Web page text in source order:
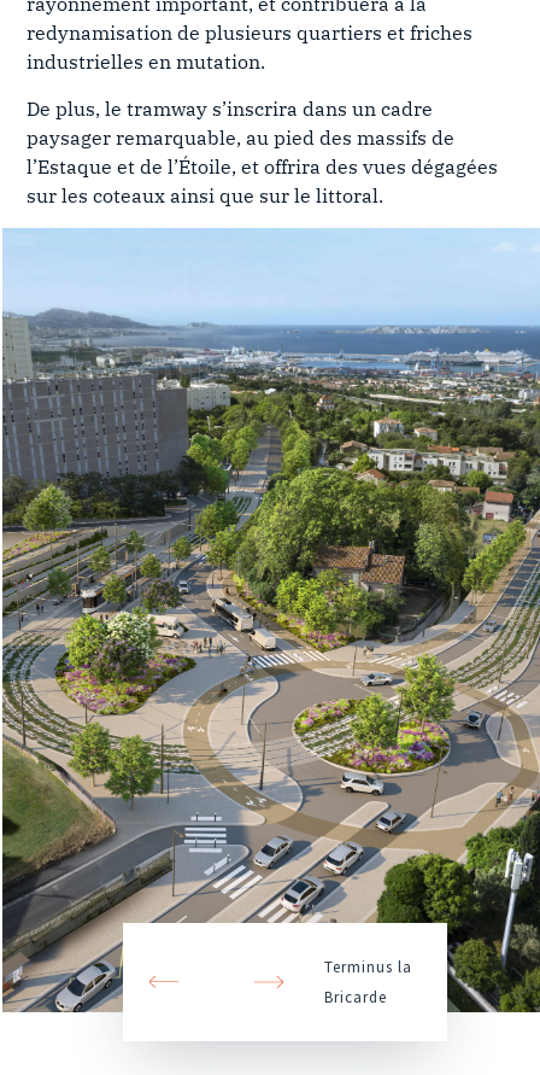
redynamisation de plusieurs quartiers et friches
industrielles en mutation.
De plus, le tramway s’inscrira dans un cadre
paysager remarquable, au pied des massifs de
l’Estaque et de l’Étoile, et offrira des vues dégagées
sur les coteaux ainsi que sur le littoral.
Terminus la
Bricarde